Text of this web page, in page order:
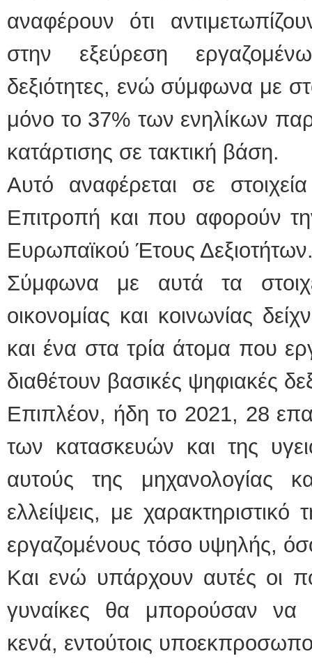
αναφέρουν ότι
στην εξεύρεση
δεξιότητες, ενώ σύμφωνα με
μόνο το 37% των ενηλίκων
κατάρτισης σε τακτική βάση.
Αυτό αναφέρεται σε
Επιτροπή και που αφορούν
Ευρωπαϊκού Έτους
Σύμφωνα με αυτά τα
οικονομίας και κοινωνίας
και ένα στα τρία άτομα που
διαθέτουν βασικές ψηφιακές
Επιπλέον, ήδη το 2021, 28
των κατασκευών και της
αυτούς της μηχανολογίας
ελλείψεις, με
εργαζομένους τόσο υψηλής,
Και ενώ υπάρχουν αυτές οι
γυναίκες θα μπορούσαν να
κενά, εντούτοις